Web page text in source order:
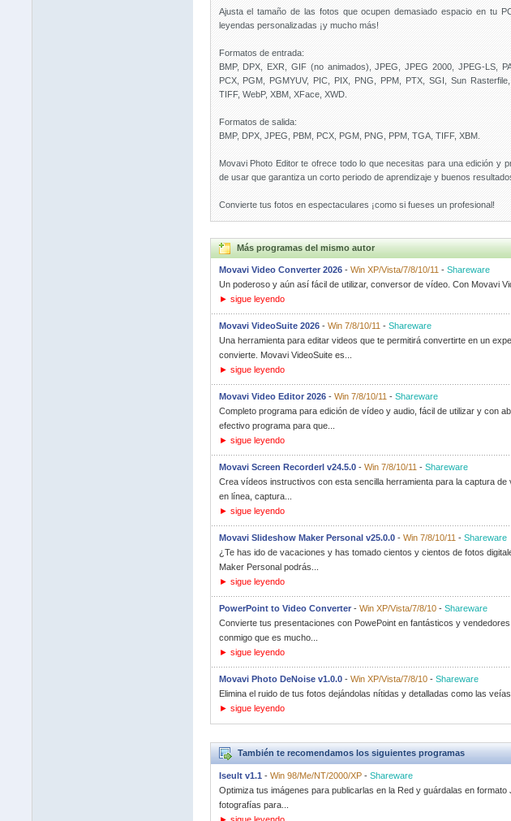
Ajusta el tamaño de las fotos que ocupen demasiado espacio en tu
leyendas personalizadas ¡y mucho más!
Formatos de entrada:
BMP, DPX, EXR, GIF (no animados), JPEG, JPEG 2000, JPEG-LS,
PCX, PGM, PGMYUV, PIC, PIX, PNG, PPM, PTX, SGI, Sun Rasterfile,
TIFF, WebP, XBM, XFace, XWD.
Formatos de salida:
BMP, DPX, JPEG, PBM, PCX, PGM, PNG, PPM, TGA, TIFF, XBM.
Movavi Photo Editor te ofrece todo lo que necesitas para una edición y
de usar que garantiza un corto periodo de aprendizaje y buenos
Convierte tus fotos en espectaculares ¡como si fueses un profesional!
Más programas del mismo autor
Movavi Video Converter 2026- Win XP/Vista/7/8/10/11 - Shareware
Un poderoso y aún así fácil de utilizar, conversor de vídeo. Con Movavi
► sigue leyendo
Movavi VideoSuite 2026- Win 7/8/10/11 - Shareware
Una herramienta para editar videos que te permitirá convertirte en un
convierte. Movavi VideoSuite es...
► sigue leyendo
Movavi Video Editor 2026- Win 7/8/10/11 - Shareware
Completo programa para edición de vídeo y audio, fácil de utilizar y con
efectivo programa para que...
► sigue leyendo
Movavi Screen Recorderl v24.5.0- Win 7/8/10/11 - Shareware
Crea vídeos instructivos con esta sencilla herramienta para la captura
en línea, captura...
► sigue leyendo
Movavi Slideshow Maker Personal v25.0.0- Win 7/8/10/11 - Shareware
¿Te has ido de vacaciones y has tomado cientos y cientos de fotos
Maker Personal podrás...
► sigue leyendo
PowerPoint to Video Converter- Win XP/Vista/7/8/10- Shareware
Convierte tus presentaciones con PowePoint en fantásticos y
conmigo que es mucho...
► sigue leyendo
Movavi Photo DeNoise v1.0.0- Win XP/Vista/7/8/10- Shareware
Elimina el ruido de tus fotos dejándolas nítidas y detalladas como las
► sigue leyendo
También te recomendamos los siguientes programas
Iseult v1.1 - Win 98/Me/NT/2000/XP- Shareware
Optimiza tus imágenes para publicarlas en la Red y guárdalas en
fotografías para...